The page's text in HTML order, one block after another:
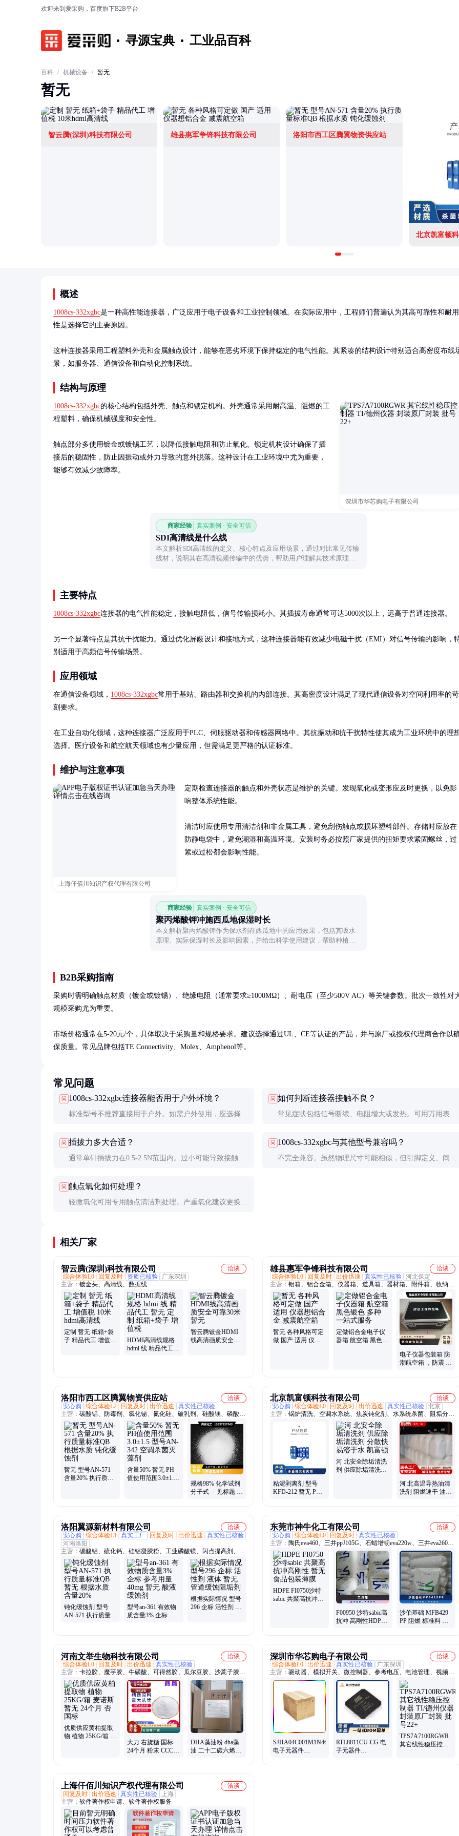
欢迎来到爱采购，百度旗下B2B平台
寻源宝典 工业品百科
百科 / 机械设备 / 暂无
暂无
智云腾(深圳)科技有限公司 雄县惠军争锋科技有限公司 洛阳市西工区腾翼物资供应站
北京凯富顿
概述
1008cs-332xgbc是一种高性能连接器，广泛应用于电子设备和工业控制领域。在实际应用中，工程师们普遍认为其高可靠性和耐用
性是选择它的主要原因。
这种连接器采用工程塑料外壳和金属触点设计，能够在恶劣环境下保持稳定的电气性能。其紧凑的结构设计特别适合高密度布线
景，如服务器、通信设备和自动化控制系统。
结构与原理
深圳市华芯购电子有限公司
1008cs-332xgbc的核心结构包括外壳、触点和锁定机构。外壳通常采用耐高温、阻燃的工
程塑料，确保机械强度和安全性。
触点部分多使用镀金或镀锡工艺，以降低接触电阻和防止氧化。锁定机构设计确保了插
接后的稳固性，防止因振动或外力导致的意外脱落。这种设计在工业环境中尤为重要，
能够有效减少故障率。
商家经验 真实案例 · 安全可信
SDI高清线是什么线
本文解析SDI高清线的定义、核心特点及应用场景，通过对比常见传输
线材，说明其在高清视频传输中的优势，帮助用户理解其技术原理和
主要特点
1008cs-332xgbc连接器的电气性能稳定，接触电阻低，信号传输损耗小。其插拔寿命通常可达5000次以上，远高于普通连接器。
另一个显著特点是其抗干扰能力。通过优化屏蔽设计和接地方式，这种连接器能有效减少电磁干扰（EMI）对信号传输的影响，
别适用于高频信号传输场景。
应用领域
在通信设备领域， 1008cs-332xgbc常用于基站、路由器和交换机的内部连接。其高密度设计满足了现代通信设备对空间利用率的苛
刻要求。
在工业自动化领域，这种连接器广泛应用于PLC、伺服驱动器和传感器网络中。其抗振动和抗干扰特性使其成为工业环境中的理
选择。医疗设备和航空航天领域也有少量应用，但需满足更严格的认证标准。
维护与注意事项
上海仟佰川知识产权代理有限公司
定期检查连接器的触点和外壳状态是维护的关键。发现氧化或变形应及时更换，以免影
响整体系统性能。
清洁时应使用专用清洁剂和非金属工具，避免刮伤触点或损坏塑料部件。存储时应放在
防静电袋中，避免潮湿和高温环境。安装时务必按照厂家提供的扭矩要求紧固螺丝，过
紧或过松都会影响性能。
商家经验 真实案例 · 安全可信
聚丙烯酸钾冲施西瓜地保湿时长
本文解析聚丙烯酸钾作为保水剂在西瓜地中的应用效果，包括其吸水
原理、实际保湿时长及影响因素，并给出科学使用建议，帮助种植者
B2B采购指南
采购时需明确触点材质（镀金或镀锡）、绝缘电阻（通常要求≥1000MΩ）、耐电压（至少500V AC）等关键参数。批次一致性对
规模采购尤为重要。
市场价格通常在5-20元/个，具体取决于采购量和规格要求。建议选择通过UL、CE等认证的产品，并与原厂或授权代理商合作以
保质量。常见品牌包括TE Connectivity、Molex、Amphenol等。
常见问题
问 1008cs-332xgbc连接器能否用于户外环境？
标准型号不推荐直接用于户外。如需户外使用，应选择具
施。
问 如何判断连接器接触不良？
常见症状包括信号断续、电阻增大或发热。可用万用表测
化或变形也是有效方法。
问 插拔力多大合适？
通常单针插拔力在0.5-2.5N范围内。过小可能导致接触不
品规格书。
问 1008cs-332xgbc与其他型号兼容吗？
不完全兼容。虽然物理尺寸可能相似，但引脚定义、间距
问 触点氧化如何处理？
轻微氧化可用专用触点清洁剂处理。严重氧化建议更换连
相关厂家
智云腾(深圳)科技有限公司
洽谈
综合体验L0
回复及时 资质已核验
广东深圳
主营： 镀金头、高清线、数据线
定制 暂无 纸箱+袋
子 精品代工 增值税
HDMI高清线规格
hdmi 线 精品代工
智云腾镀金HDMI
线高清画质安全可
雄县惠军争锋科技有限公司
洽谈
综合体验L0
回复及时 出价迅速 真实性已核验 河北保定
主营： 铝箱、铝合金箱、仪器箱、道具箱、器材箱、附件箱、收纳
箱、航空箱、工具箱、电子仪表箱、实验仪器包装箱、消防器材箱、
指挥作业箱、侦查作业箱、勘测仪器包装箱、仪器仪表箱、乐器包装
箱、舞台道具箱、服装道具箱、运输储备箱、通讯设备箱、五金工具
箱、铝合金航空箱、产品展示箱、物资器材箱
暂无 各种风格可定
做 国产 适用 仪器
定做铝合金电子仪
器箱 航空箱 黑色银
电子仪器包装箱 防
潮航空箱 ，防震 铝
洛阳市西工区腾翼物资供应站
洽谈
安心购
综合体验L2 回复及时 出价迅速
真实性已核验
主营： 碳酸铝、防霉剂、氯化铋、氮化硅、破乳剂、硅酸镁、磷酸
铝、化学试剂、抗静电剂、乙酸乙酯、氢氧化镁、焦磷酸钠、干燥通
风、次磷酸镁、氯化氢乙醇、氯化氢甲醇、聚丙烯酸钾、闪点提高
剂、柴油降凝剂、硫代硫酸铵、聚丙烯酰胺、多聚磷酸钠、25公斤纸
板桶、硫代乙醇酸钠、高分子絮凝剂
暂无 型号AN-571
含量20% 执行质量
含量50% 暂无 PH
值使用范围3.0±1.5
规格98% 化学试剂
分子式－ 见标题 2
北京凯富顿科技有限公司
洽谈
安心购
综合体验L0 回复及时 出价迅速 真实性已核验 北京
主营： 锅炉清洗、空调水系统、焦炭钝化剂、水系统杀菌、阻垢分散
剂、洗涤高温水、粉尘抑制剂、脱硫增效剂、在线清洗剂、氧化除藻
剂、杀菌灭藻剂、水系统管道、无二氧化氯、空调冷凝器、金属表面
油污、清除附着藻类、烟气湿法脱硫、高电导反渗透、通风系统清
洗、空调风机盘管、导热油炉清洗、玻璃鳞片胶泥、烟气脱硫脱硝、
锅炉除垢除锈、填料水垢清洗
粘泥剥离剂 型号
KFD-212 暂无 PH
河 北安全除垢清洗
剂 供应除垢清洗剂
河 北高温导热油清
洗剂 阻燃速干 油污
洛阳翼源新材料有限公司
洽谈
安心购
综合体验L1 真实工厂 回复及时 出价迅速
真实性已核验
河南洛阳
主营： 碳酸铝、硫化钙、硅铝凝胶粉、工业磷酸镁、闪点提高剂、表
面活性剂、耐火材料、水处理原材料
钝化缓蚀剂 型号
AN-571 执行质量标
型号an-361 有效物
质含量3% 企标 参
根据实际情况 型号
296 企标 活性剂 液
东莞市神牛化工有限公司
洽谈
安心购
综合体验L0 回复及时 真实性已核验
主营： 陶氏eva460、三井ppJ105G、石蜡增韧eva220w、三井eva260、
热熔级eva250、普瑞曼ppj105g
HDPE FI0750沙特
sabic 共聚高抗冲高
F00950 沙特sabic高
抗冲 高刚性HDPE
沙伯基础 MFB429
PP 阻燃 标准料 品
河南文举生物科技有限公司
洽谈
综合体验L0
回复及时 出价迅速
真实性已核验
主营： 卡拉胶、魔芋胶、牛磺酸、可得然胶、瓜尔豆胶、沙蒿子胶、
海藻酸钠、纳他酶素、食用明胶、聚丙烯酸钠、甲基纤维素、酪蛋白
酸钠、普鲁兰多糖、乳酸链球菌素、食品级黄原胶
优质供应黄柏提取
物 植物 25KG/箱 麦
大力 右旋糖 国标
24个月 粉末 CCC
DHA藻油粉 dha藻
油 二十二碳六烯酸
深圳市华芯购电子有限公司
洽谈
综合体验L0 出价迅速 真实性已核验
广东深圳
主营： 驱动器、模拟开关、微控制器、参考电压、电池管理、视频开
关ic、仪表放大器、音频放大器、开关稳压器、数字隔离器、精密放
大器、运算放大器、点火控制器、开关控制器、可编程门阵列、接口
集成电路、电容电阻
SJHA04C001M1N46
电子元器件
RTL8811CU-CG 电
子元器件
TPS7A7100RGWR
其它线性稳压控制
上海仟佰川知识产权代理有限公司
洽谈
回复及时 出价迅速 真实性已核验
上海
主营： 软件著作权申请、软件著作权服务